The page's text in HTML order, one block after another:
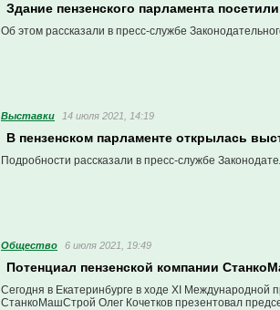
Здание пензенского парламента
Об этом рассказали в пресс-службе
Выставки 14 июля 2021, 14:19
В пензенском парламенте открылась
Подробности рассказали в пресс-службе
Общество 6 июля 2021, 19:49
Потенциал пензенской компании
Сегодня в Екатеринбурге в ходе XI
СтанкоМашСтрой Олег Кочетков презентовал